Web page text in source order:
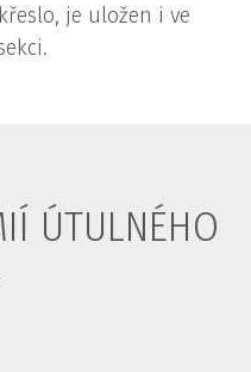
je uložen i ve
ÚTULNÉHO